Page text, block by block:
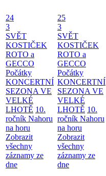
24
3
SVĚT
KOSTIČEK
ROTO a
GECCO
Počátky
KONCERTNÍ
SEZONA VE
VELKÉ
LHOTĚ 10.
ročník Nahoru
na horu
Zobrazit
všechny
záznamy ze
dne
25
3
SVĚT
KOSTIČEK
ROTO a
GECCO
Počátky
KONCERTNÍ
SEZONA VE
VELKÉ
LHOTĚ 10.
ročník Nahoru
na horu
Zobrazit
všechny
záznamy ze
dne